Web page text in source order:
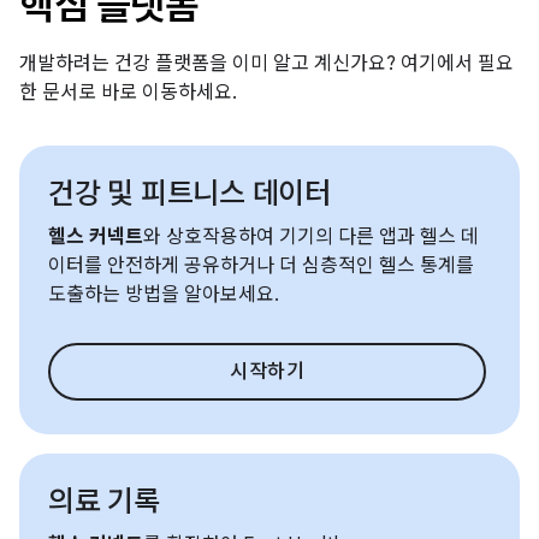
개발하려는 건강 플랫폼을 이미 알고 계신가요? 여기에서 필요
한 문서로 바로 이동하세요.
건강 및 피트니스 데이터
헬스 커넥트와 상호작용하여 기기의 다른 앱과 헬스 데
이터를 안전하게 공유하거나 더 심층적인 헬스 통계를
도출하는 방법을 알아보세요.
시작하기
의료 기록